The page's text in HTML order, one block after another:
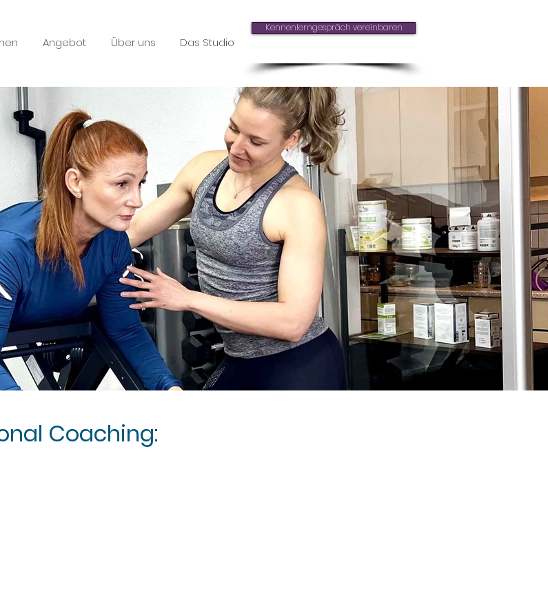
Angebot Über uns Das Studio
Kennenlerngespräch vereinbaren
Coaching: